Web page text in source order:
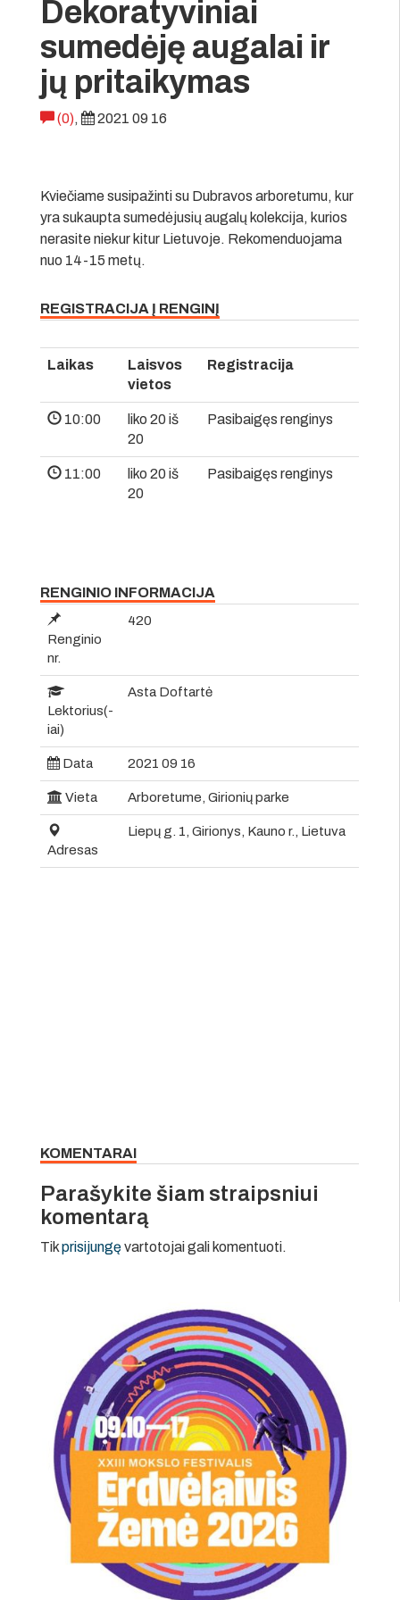
Dekoratyviniai
sumedėję augalai ir
jų pritaikymas
(0), 2021 09 16
Kviečiame susipažinti su Dubravos arboretumu, kur
yra sukaupta sumedėjusių augalų kolekcija, kurios
nerasite niekur kitur Lietuvoje. Rekomenduojama
nuo 14-15 metų.
REGISTRACIJA Į RENGINĮ
Laikas
Laisvos
vietos
Registracija
10:00
liko 20 iš
20
Pasibaigęs renginys
11:00
liko 20 iš
20
Pasibaigęs renginys
RENGINIO INFORMACIJA
Renginio
nr.
420
Lektorius(-
iai)
Asta Doftartė
Data 2021 09 16
Vieta Arboretume, Girionių parke
Adresas
Liepų g. 1, Girionys, Kauno r., Lietuva
KOMENTARAI
Parašykite šiam straipsniui
komentarą
Tikprisijungęvartotojai gali komentuoti.